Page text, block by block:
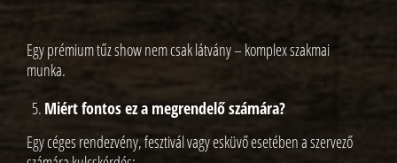
Egy prémium tűz show nem csak látvány – komplex szakmai
munka.
Miért fontos ez a megrendelő számára?
Egy céges rendezvény, fesztivál vagy esküvő esetében a szervező